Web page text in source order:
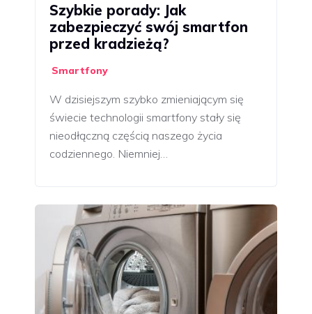
Szybkie porady: Jak
zabezpieczyć swój smartfon
przed kradzieżą?
Smartfony
W dzisiejszym szybko zmieniającym się
świecie technologii smartfony stały się
nieodłączną częścią naszego życia
codziennego. Niemniej…